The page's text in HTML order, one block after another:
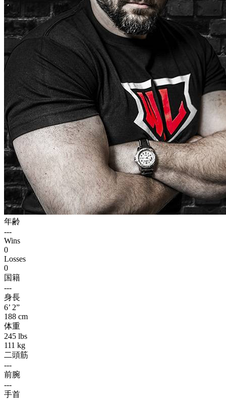
年齢
---
Wins
0
Losses
0
国籍
---
身長
6’ 2”
188 cm
体重
245 lbs
111 kg
二頭筋
---
前腕
---
手首